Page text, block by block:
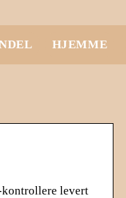
HJEMME
kontrollere levert